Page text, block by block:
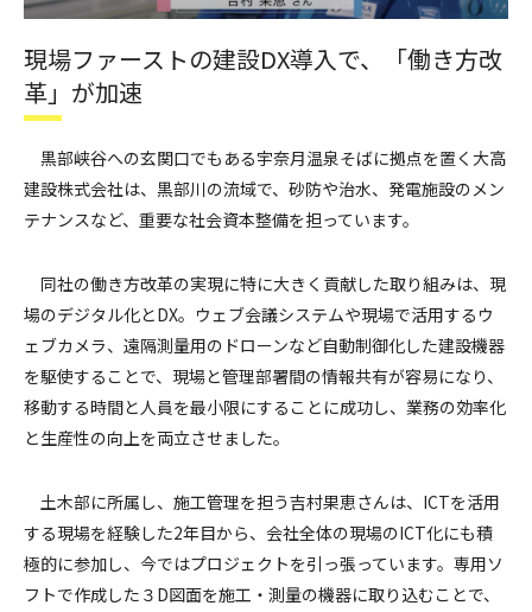
現場ファーストの建設DX導入で、「働き方改
革」が加速
黒部峡谷への玄関口でもある宇奈月温泉そばに拠点を置く大高
建設株式会社は、黒部川の流域で、砂防や治水、発電施設のメン
テナンスなど、重要な社会資本整備を担っています。
同社の働き方改革の実現に特に大きく貢献した取り組みは、現
場のデジタル化とDX。ウェブ会議システムや現場で活用するウ
ェブカメラ、遠隔測量用のドローンなど自動制御化した建設機器
を駆使することで、現場と管理部署間の情報共有が容易になり、
移動する時間と人員を最小限にすることに成功し、業務の効率化
と生産性の向上を両立させました。
土木部に所属し、施工管理を担う吉村果恵さんは、ICTを活用
する現場を経験した2年目から、会社全体の現場のICT化にも積
極的に参加し、今ではプロジェクトを引っ張っています。専用ソ
フトで作成した３D図面を施工・測量の機器に取り込むことで、